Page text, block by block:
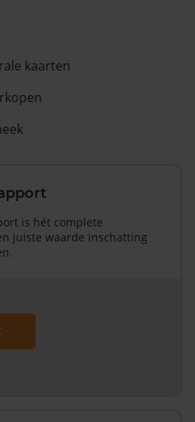
kaarten
is hét complete
juiste waarde inschatting